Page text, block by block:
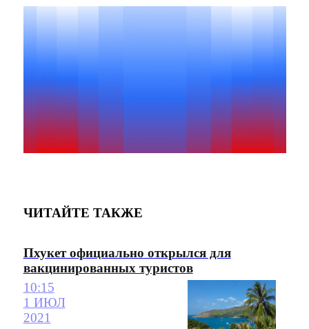
ЧИТАЙТЕ ТАКЖЕ
Пхукет официально открылся для
вакцинированных туристов
10:15
1 ИЮЛ
2021